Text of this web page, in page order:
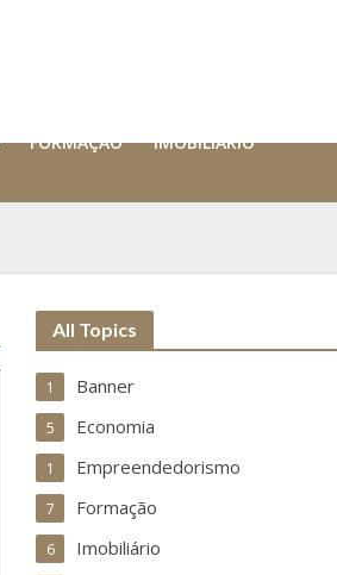
FORMAÇÃO IMOBILIÁRIO
All Topics
Banner
1
Economia
5
Empreendedorismo
1
Formação
7
Imobiliário
6